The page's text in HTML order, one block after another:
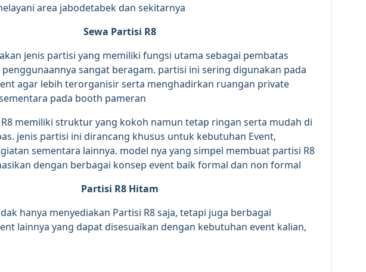
area jabodetabek dan sekitarnya
Sewa Partisi R8
jenis partisi yang memiliki fungsi utama sebagai pembatas
sangat beragam. partisi ini sering digunakan pada
agar lebih terorganisir serta menghadirkan ruangan private
pada booth pameran
memiliki struktur yang kokoh namun tetap ringan serta mudah di
jenis partisi ini dirancang khusus untuk kebutuhan Event,
sementara lainnya. model nya yang simpel membuat partisi R8
dengan berbagai konsep event baik formal dan non formal
Partisi R8 Hitam
hanya menyediakan Partisi R8 saja, tetapi juga berbagai
lainnya yang dapat disesuaikan dengan kebutuhan event kalian,